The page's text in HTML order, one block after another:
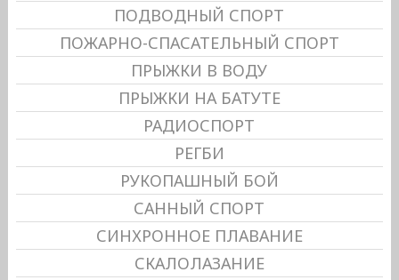
ПОДВОДНЫЙ СПОРТ
ПОЖАРНО-СПАСАТЕЛЬНЫЙ СПОРТ
ПРЫЖКИ В ВОДУ
ПРЫЖКИ НА БАТУТЕ
РАДИОСПОРТ
РЕГБИ
РУКОПАШНЫЙ БОЙ
САННЫЙ СПОРТ
СИНХРОННОЕ ПЛАВАНИЕ
СКАЛОЛАЗАНИЕ